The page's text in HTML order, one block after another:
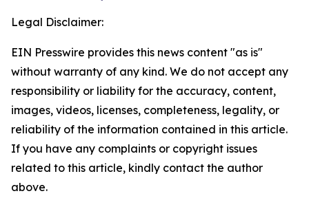
Legal Disclaimer:
EIN Presswire provides this news content "as is"
without warranty of any kind. We do not accept any
responsibility or liability for the accuracy, content,
images, videos, licenses, completeness, legality, or
reliability of the information contained in this article.
If you have any complaints or copyright issues
related to this article, kindly contact the author
above.